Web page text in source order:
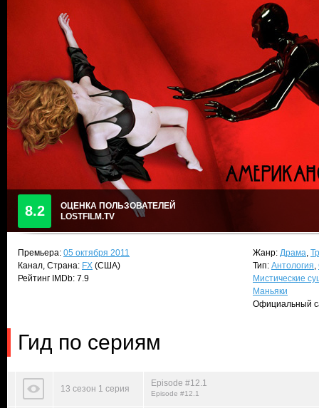
8.2
ОЦЕНКА ПОЛЬЗОВАТЕЛЕЙ
LOSTFILM.TV
Премьера: 05 октября 2011
Канал, Страна: FX (США)
Рейтинг IMDb: 7.9
Жанр: Драма,
Тип: Антология,
Мистические
Маньяки
Официальный
Гид по сериям
13 сезон 1 серия
Episode #12.1
Episode #12.1